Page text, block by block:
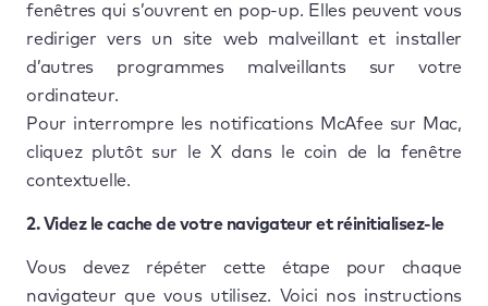
fenêtres qui s’ouvrent en pop-up. Elles peuvent vous
rediriger vers un site web malveillant et installer
d’autres programmes malveillants sur votre
ordinateur.
Pour interrompre les notifications McAfee sur Mac,
cliquez plutôt sur le X dans le coin de la fenêtre
contextuelle.
2. Videz le cache de votre navigateur et réinitialisez-le
Vous devez répéter cette étape pour chaque
navigateur que vous utilisez. Voici nos instructions